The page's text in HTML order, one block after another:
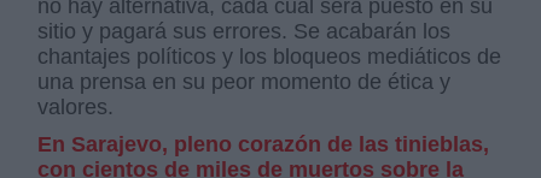
no hay alternativa, cada cual será puesto en su
sitio y pagará sus errores. Se acabarán los
chantajes políticos y los bloqueos mediáticos de
una prensa en su peor momento de ética y
valores.
En Sarajevo, pleno corazón de las tinieblas,
con cientos de miles de muertos sobre la